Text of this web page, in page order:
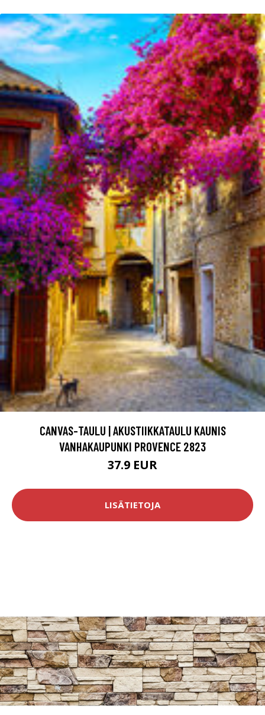
CANVAS-TAULU | AKUSTIIKKATAULU KAUNIS
VANHAKAUPUNKI PROVENCE 2823
37.9 EUR
LISÄTIETOJA